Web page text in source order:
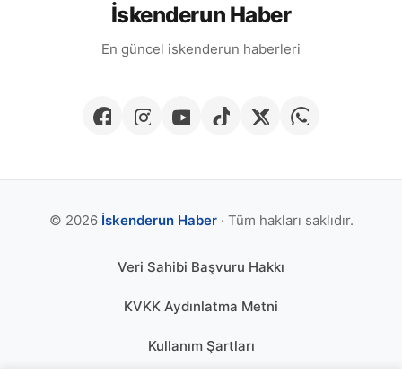
İskenderun Haber
En güncel iskenderun haberleri
© 2026 İskenderun Haber· Tüm hakları saklıdır.
Veri Sahibi Başvuru Hakkı
KVKK Aydınlatma Metni
Kullanım Şartları